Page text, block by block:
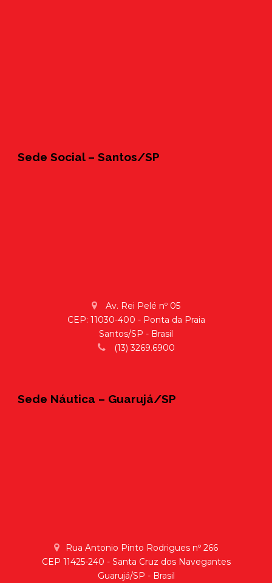
Sede Social – Santos/SP
Av. Rei Pelé nº 05
CEP: 11030-400 - Ponta da Praia
Santos/SP - Brasil
(13) 3269.6900
Sede Náutica – Guarujá/SP
Rua Antonio Pinto Rodrigues nº 266
CEP 11425-240 - Santa Cruz dos Navegantes
Guarujá/SP - Brasil